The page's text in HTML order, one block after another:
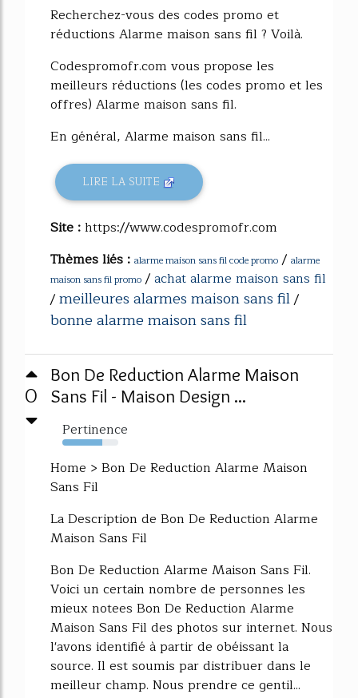
Recherchez-vous des codes promo et
réductions Alarme maison sans fil ? Voilà.
Codespromofr.com vous propose les
meilleurs réductions (les codes promo et les
offres) Alarme maison sans fil.
En général, Alarme maison sans fil...
LIRE LA SUITE
Site :https://www.codespromofr.com
Thèmes liés : alarme maison sans fil code promo / alarme
maison sans fil promo /achat alarme maison sans fil
/meilleures alarmes maison sans fil/
bonne alarme maison sans fil
0
Bon De Reduction Alarme Maison
Sans Fil - Maison Design ...
Pertinence
72%
Home > Bon De Reduction Alarme Maison
Sans Fil
La Description de Bon De Reduction Alarme
Maison Sans Fil
Bon De Reduction Alarme Maison Sans Fil.
Voici un certain nombre de personnes les
mieux notees Bon De Reduction Alarme
Maison Sans Fil des photos sur internet. Nous
l'avons identifié à partir de obéissant la
source. Il est soumis par distribuer dans le
meilleur champ. Nous prendre ce gentil...